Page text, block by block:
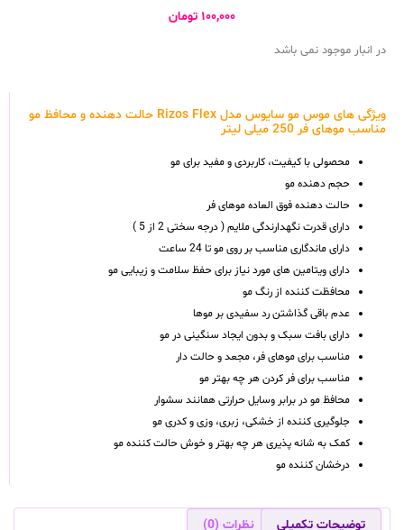
ویژگی های موس مو سایوس مدل Rizos Flex حالت دهنده و محافظ مو
مناسب موهای فر 250 میلی لیتر
محصولی با کیفیت، کاربردی و مفید برای مو
حجم دهنده مو
حالت دهنده فوق العاده موهای فر
دارای قدرت نگهدارندگی ملایم ( درجه سختی 2 از 5 )
دارای ماندگاری مناسب بر روی مو تا 24 ساعت
دارای ویتامین های مورد نیاز برای حفظ سلامت و زیبایی مو
محافظت کننده از رنگ مو
عدم باقی گذاشتن رد سفیدی بر موها
دارای بافت سبک و بدون ایجاد سنگینی در مو
مناسب برای موهای فر، مجعد و حالت دار
مناسب برای فر کردن هر چه بهتر مو
محافظ مو در برابر وسایل حرارتی همانند سشوار
جلوگیری کننده از خشکی، زبری، وزی و کدری مو
کمک به شانه پذیری هر چه بهتر و خوش حالت کننده مو
درخشان کننده مو
۱۰۰,۰۰۰ تومان
در انبار موجود نمی باشد
توضیحات تکمیلی نظرات (0)